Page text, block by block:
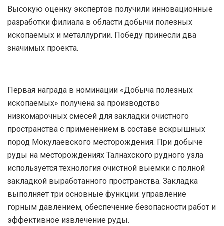
Высокую оценку экспертов получили инновационные
разработки филиала в области добычи полезных
ископаемых и металлургии. Победу принесли два
значимых проекта.
Первая награда в номинации «Добыча полезных
ископаемых» получена за производство
низкомарочных смесей для закладки очистного
пространства с применением в составе вскрышных
пород Мокулаевского месторождения. При добыче
руды на месторождениях Талнахского рудного узла
используется технология очистной выемки с полной
закладкой выработанного пространства. Закладка
выполняет три основные функции: управление
горным давлением, обеспечение безопасности работ и
эффективное извлечение руды.